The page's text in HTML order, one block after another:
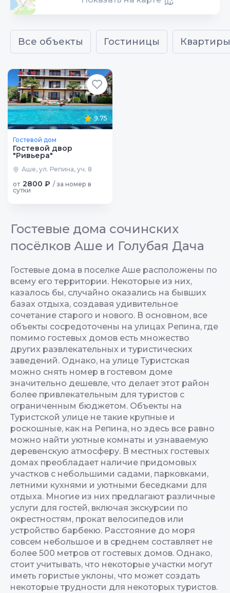
Все объекты Гостиницы Квартиры
9.75
Гостевой дом
Гостевой двор
"Ривьера"
Аше, ул. Репина, уч. 8
от 2800 ₽ / за номер в
сутки
Гостевые дома сочинских
посёлков Аше и Голубая Дача
Гостевые дома в поселке Аше расположены по
всему его территории. Некоторые из них,
казалось бы, случайно оказались на бывших
базах отдыха, создавая удивительное
сочетание старого и нового. В основном, все
объекты сосредоточены на улицах Репина, где
помимо гостевых домов есть множество
других развлекательных и туристических
заведений. Однако, на улице Туристская
можно снять номер в гостевом доме
значительно дешевле, что делает этот район
более привлекательным для туристов с
ограниченным бюджетом. Объекты на
Туристской улице не такие крупные и
роскошные, как на Репина, но здесь все равно
можно найти уютные комнаты и узнаваемую
деревенскую атмосферу. В местных гостевых
домах преобладает наличие придомовых
участков с небольшими садами, парковками,
летними кухнями и уютными беседками для
отдыха. Многие из них предлагают различные
услуги для гостей, включая экскурсии по
окрестностям, прокат велосипедов или
устройство барбекю. Расстояние до моря
совсем небольшое и в среднем составляет не
более 500 метров от гостевых домов. Однако,
стоит учитывать, что некоторые участки могут
иметь гористые уклоны, что может создать
некоторые трудности для некоторых туристов.